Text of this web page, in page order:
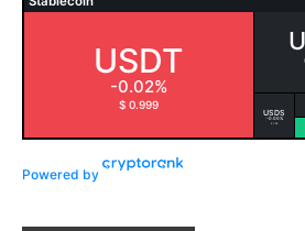
Powered by